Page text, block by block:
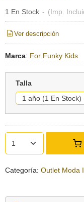
1 En Stock - (Imp.
Ver descripción
Marca: For Funky Kids
Talla
Categoría: Outlet Moda